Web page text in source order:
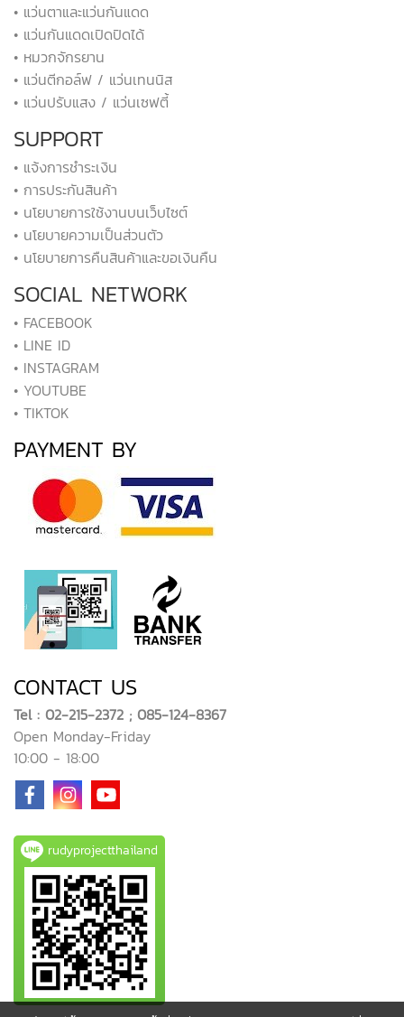
• แว่นตาและแว่นกันแดด
• แว่นกันแดดเปิดปิดได้
• หมวกจักรยาน
• แว่นตีกอล์ฟ / แว่นเทนนิส
• แว่นปรับแสง / แว่นเซฟตี้
SUPPORT
• แจ้งการชำระเงิน
• การประกันสินค้า
• นโยบายการใช้งานบนเว็บไซต์
• นโยบายความเป็นส่วนตัว
• นโยบายการคืนสินค้าและขอเงินคืน
SOCIAL NETWORK
• FACEBOOK
• LINE ID
• INSTAGRAM
• YOUTUBE
• TIKTOK
PAYMENT BY
CONTACT US
Tel : 02-215-2372 ; 085-124-8367
Open Monday-Friday
10:00 - 18:00
rudyprojectthailand